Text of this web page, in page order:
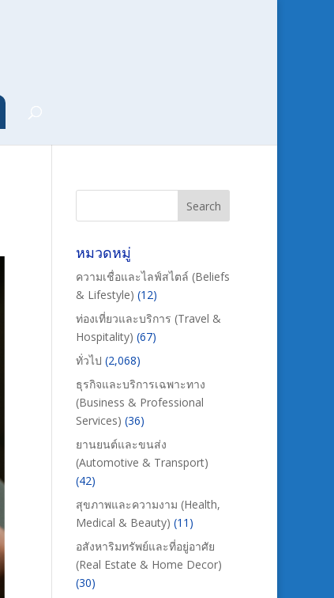
หมวดหมู่
ความเชื่อและไลฟ์สไตล์ (Beliefs
& Lifestyle) (12)
ท่องเที่ยวและบริการ (Travel &
Hospitality) (67)
ทั่วไป (2,068)
ธุรกิจและบริการเฉพาะทาง
(Business & Professional
Services) (36)
ยานยนต์และขนส่ง
(Automotive & Transport)
(42)
สุขภาพและความงาม (Health,
Medical & Beauty) (11)
อสังหาริมทรัพย์และที่อยู่อาศัย
(Real Estate & Home Decor)
(30)